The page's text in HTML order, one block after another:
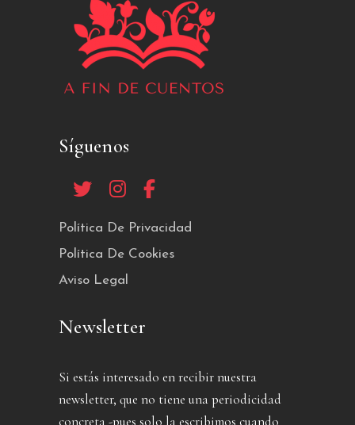
Síguenos
Política De Privacidad
Política De Cookies
Aviso Legal
Newsletter
Si estás interesado en recibir nuestra
newsletter, que no tiene una periodicidad
concreta -pues solo la escribimos cuando